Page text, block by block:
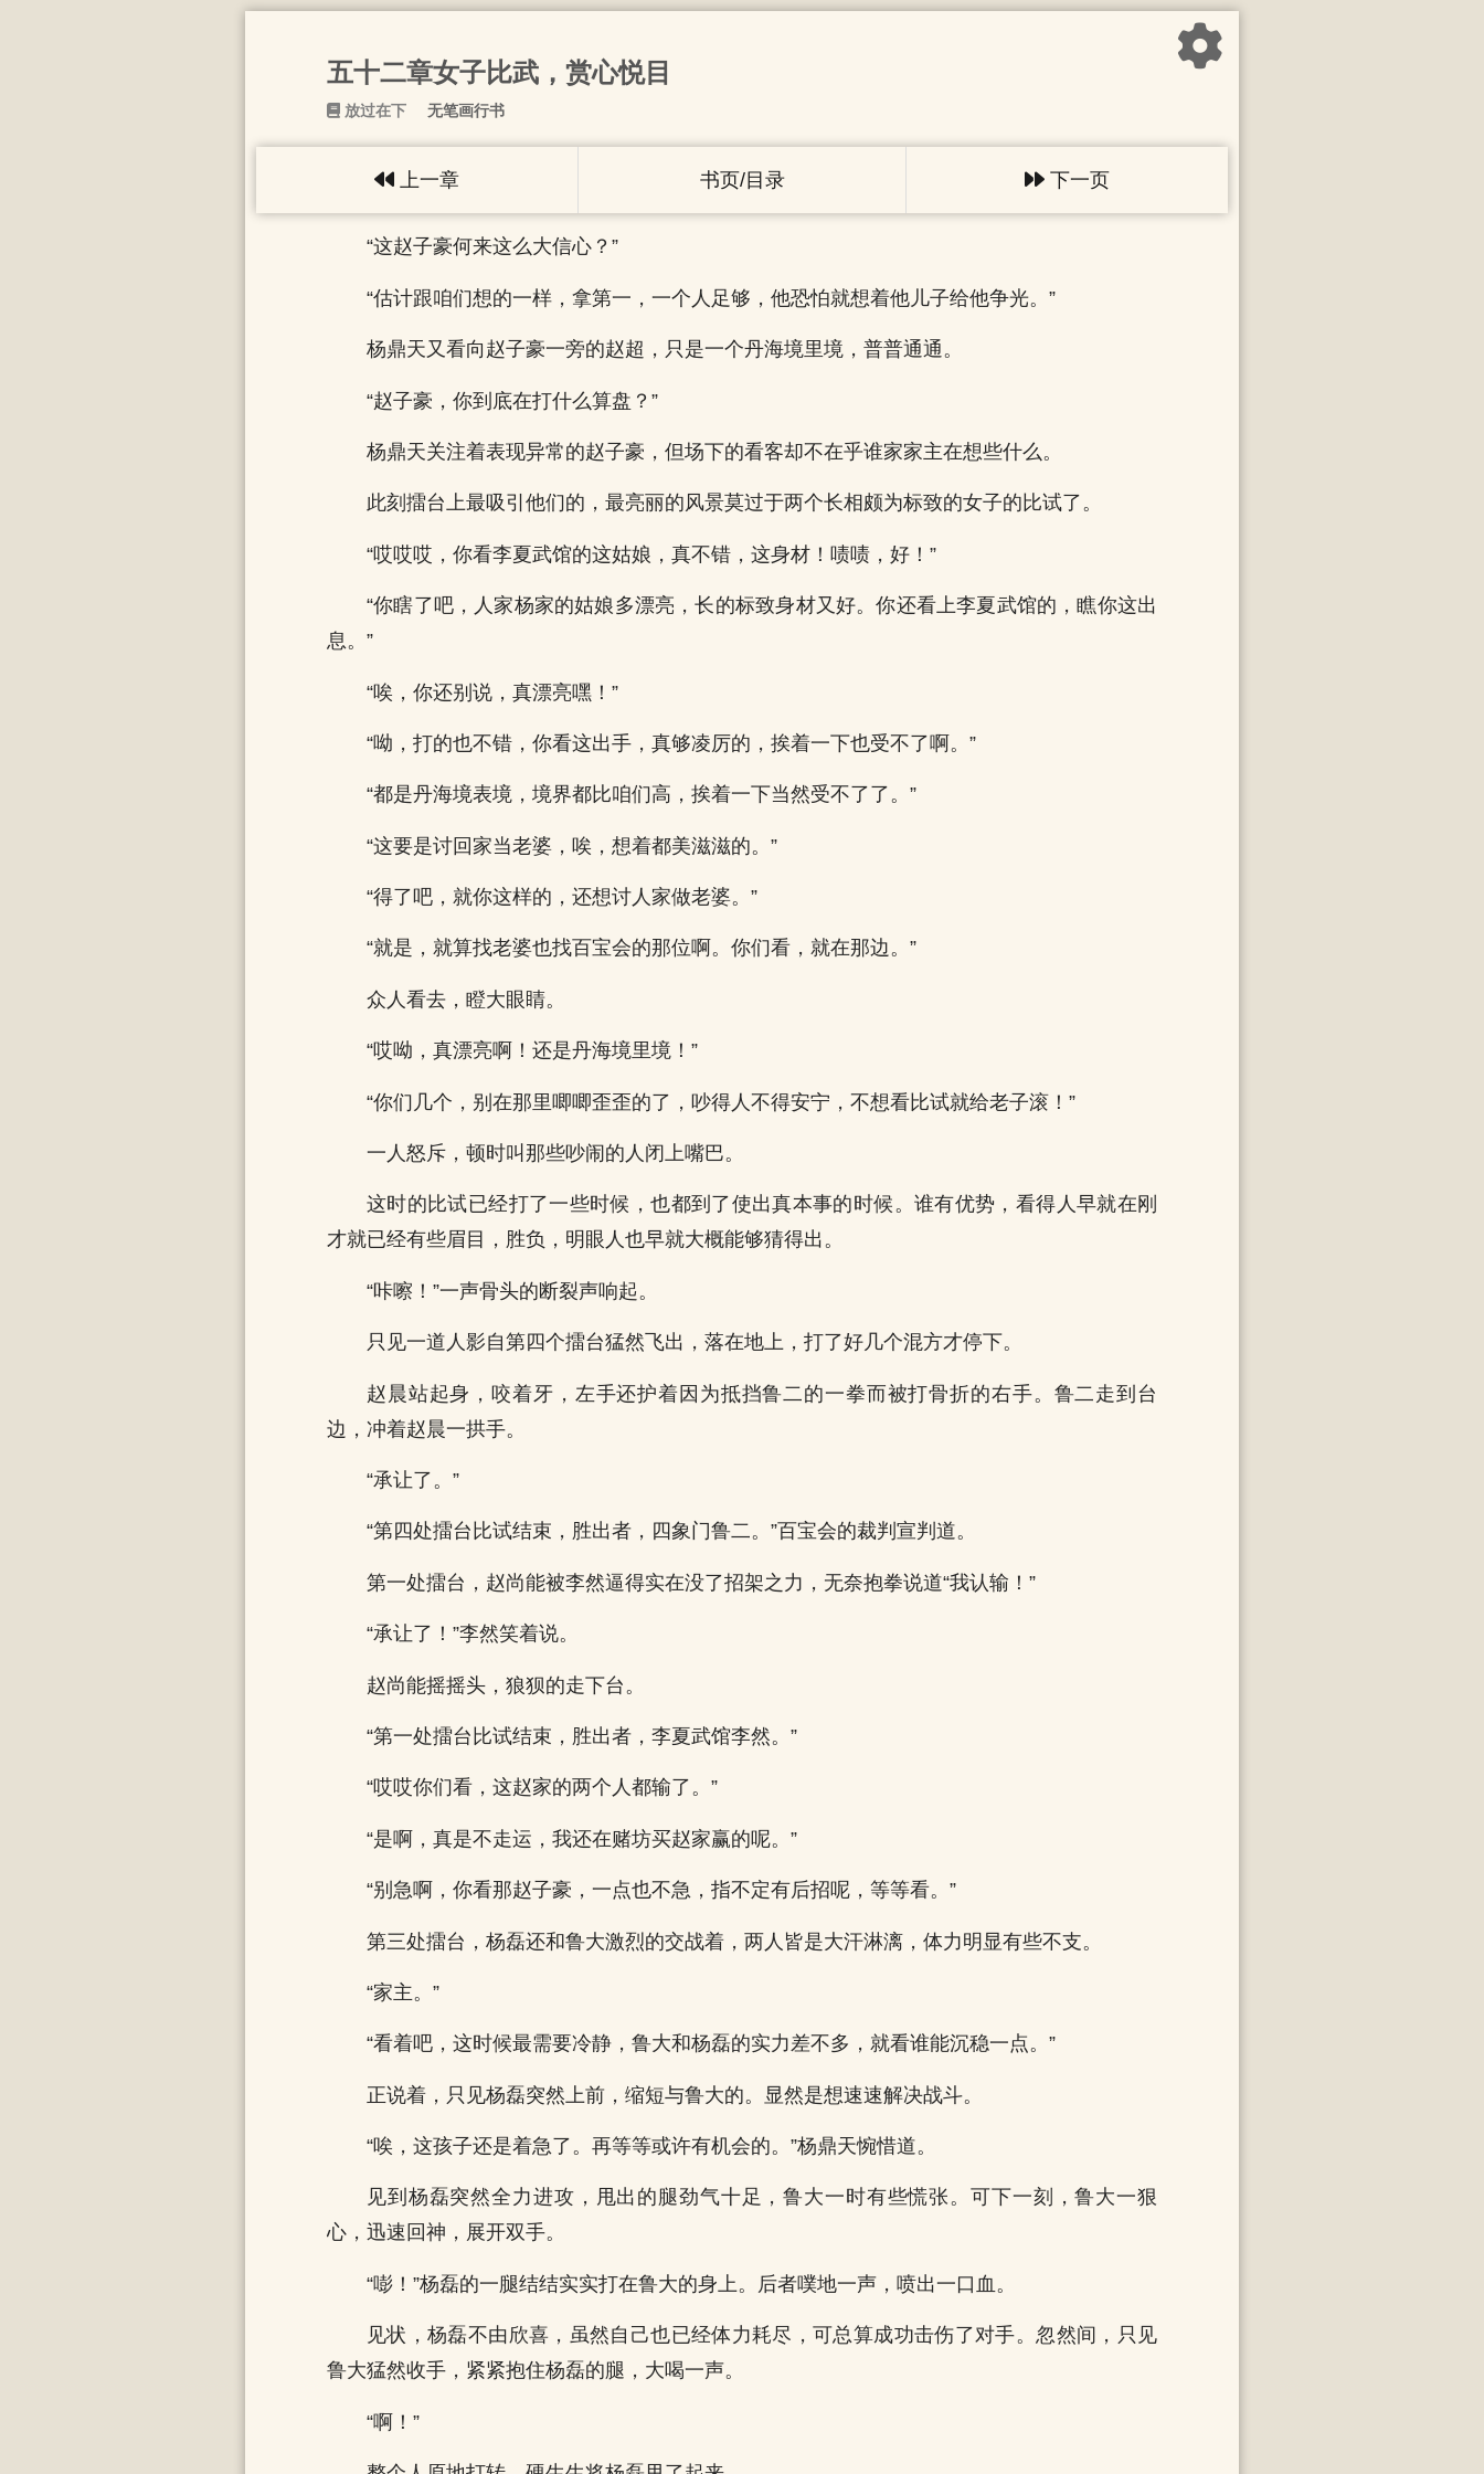
五十二章女子比武，赏心悦目
放过在下 无笔画行书
上一章 书页/目录 下一页
“这赵子豪何来这么大信心？”
“估计跟咱们想的一样，拿第一，一个人足够，他恐怕就想着他儿子给他争光。”
杨鼎天又看向赵子豪一旁的赵超，只是一个丹海境里境，普普通通。
“赵子豪，你到底在打什么算盘？”
杨鼎天关注着表现异常的赵子豪，但场下的看客却不在乎谁家家主在想些什么。
此刻擂台上最吸引他们的，最亮丽的风景莫过于两个长相颇为标致的女子的比试了。
“哎哎哎，你看李夏武馆的这姑娘，真不错，这身材！啧啧，好！”
“你瞎了吧，人家杨家的姑娘多漂亮，长的标致身材又好。你还看上李夏武馆的，瞧你这出
息。”
“唉，你还别说，真漂亮嘿！”
“呦，打的也不错，你看这出手，真够凌厉的，挨着一下也受不了啊。”
“都是丹海境表境，境界都比咱们高，挨着一下当然受不了了。”
“这要是讨回家当老婆，唉，想着都美滋滋的。”
“得了吧，就你这样的，还想讨人家做老婆。”
“就是，就算找老婆也找百宝会的那位啊。你们看，就在那边。”
众人看去，瞪大眼睛。
“哎呦，真漂亮啊！还是丹海境里境！”
“你们几个，别在那里唧唧歪歪的了，吵得人不得安宁，不想看比试就给老子滚！”
一人怒斥，顿时叫那些吵闹的人闭上嘴巴。
这时的比试已经打了一些时候，也都到了使出真本事的时候。谁有优势，看得人早就在刚
才就已经有些眉目，胜负，明眼人也早就大概能够猜得出。
“咔嚓！”一声骨头的断裂声响起。
只见一道人影自第四个擂台猛然飞出，落在地上，打了好几个混方才停下。
赵晨站起身，咬着牙，左手还护着因为抵挡鲁二的一拳而被打骨折的右手。鲁二走到台
边，冲着赵晨一拱手。
“承让了。”
“第四处擂台比试结束，胜出者，四象门鲁二。”百宝会的裁判宣判道。
第一处擂台，赵尚能被李然逼得实在没了招架之力，无奈抱拳说道“我认输！”
“承让了！”李然笑着说。
赵尚能摇摇头，狼狈的走下台。
“第一处擂台比试结束，胜出者，李夏武馆李然。”
“哎哎你们看，这赵家的两个人都输了。”
“是啊，真是不走运，我还在赌坊买赵家赢的呢。”
“别急啊，你看那赵子豪，一点也不急，指不定有后招呢，等等看。”
第三处擂台，杨磊还和鲁大激烈的交战着，两人皆是大汗淋漓，体力明显有些不支。
“家主。”
“看着吧，这时候最需要冷静，鲁大和杨磊的实力差不多，就看谁能沉稳一点。”
正说着，只见杨磊突然上前，缩短与鲁大的。显然是想速速解决战斗。
“唉，这孩子还是着急了。再等等或许有机会的。”杨鼎天惋惜道。
见到杨磊突然全力进攻，甩出的腿劲气十足，鲁大一时有些慌张。可下一刻，鲁大一狠
心，迅速回神，展开双手。
“嘭！”杨磊的一腿结结实实打在鲁大的身上。后者噗地一声，喷出一口血。
见状，杨磊不由欣喜，虽然自己也已经体力耗尽，可总算成功击伤了对手。忽然间，只见
鲁大猛然收手，紧紧抱住杨磊的腿，大喝一声。
“啊！”